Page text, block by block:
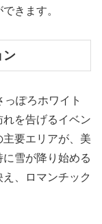
きます。
ン
ぽろホワイト
を告げるイベン
主要エリアが、美
雪が降り始める
、ロマンチック